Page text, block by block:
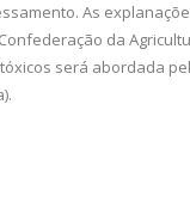
As
da
será abordada